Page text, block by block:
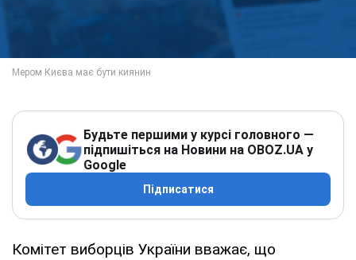
Будьте першими у курсі головного —
підпишіться на Новини на OBOZ.UA у
Google
Підписатися
Комітет виборців України вважає, що